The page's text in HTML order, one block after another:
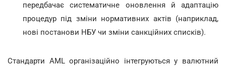
передбачає систематичне оновлення й адаптацію
процедур під зміни нормативних актів (наприклад,
нові постанови НБУ чи зміни санкційних списків).
Стандарти AML організаційно інтегруються у валютний